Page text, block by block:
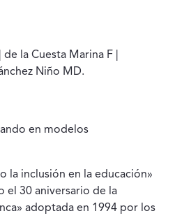
JA | de la Cuesta Marina F |
la Cuesta Marina F |
Niño MD.
en modelos
la inclusión en la educación»
el 30 aniversario de la
adoptada en 1994 por los